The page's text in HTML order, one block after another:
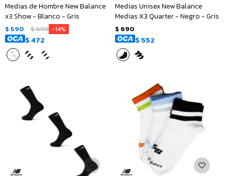
Medias de Hombre New Balance
x3 Show - Blanco - Gris
$ 590 $690 14
$472
Medias Unisex New Balance
Medias X3 Quarter - Negro - Gris
$ 690
$552